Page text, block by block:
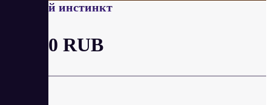
Стадный инстинкт
от 300 RUB